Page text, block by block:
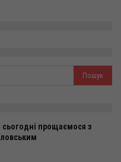
сьогодні прощаємося з